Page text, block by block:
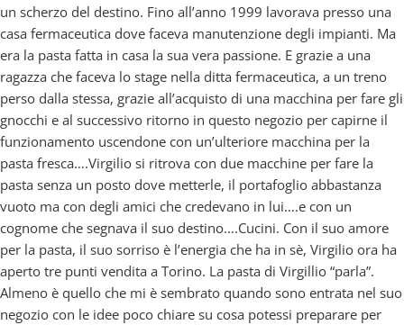
un scherzo del destino. Fino all’anno 1999 lavorava presso una
casa fermaceutica dove faceva manutenzione degli impianti. Ma
era la pasta fatta in casa la sua vera passione. E grazie a una
ragazza che faceva lo stage nella ditta fermaceutica, a un treno
perso dalla stessa, grazie all’acquisto di una macchina per fare gli
gnocchi e al successivo ritorno in questo negozio per capirne il
funzionamento uscendone con un’ulteriore macchina per la
pasta fresca….Virgilio si ritrova con due macchine per fare la
pasta senza un posto dove metterle, il portafoglio abbastanza
vuoto ma con degli amici che credevano in lui….e con un
cognome che segnava il suo destino….Cucini. Con il suo amore
per la pasta, il suo sorriso è l’energia che ha in sè, Virgilio ora ha
aperto tre punti vendita a Torino. La pasta di Virgillio “parla”.
Almeno è quello che mi è sembrato quando sono entrata nel suo
negozio con le idee poco chiare su cosa potessi preparare per